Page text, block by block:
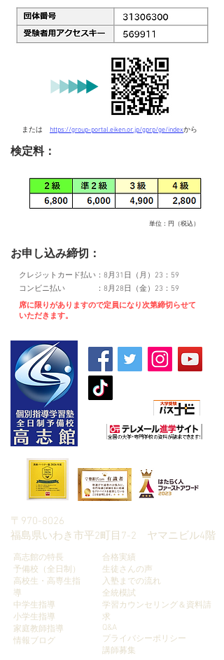
または https://group-portal.eiken.or.jp/gprp/ge/indexから
検定料：
単位：円（税込）
お申し込み締切：
クレジットカード払い：8月31日（月）23：59
コンビニ払い ：8月28日（金）23：59
席に限りがありますので定員になり次第締切らせて
いただきます。
〒970-8026
​福島県いわき市平2町目7-2 ヤマニビル4階
高志館の特長
予備校（全日制）
高校生・高専生指
導
中学生指導
小学生指導
家庭教師指導
​情報ブログ
合格実績
生徒さんの声
入塾までの流れ
全統模試
学習カウンセリング＆資料請
求
Q&A
プライバシーポリシー
講師募集